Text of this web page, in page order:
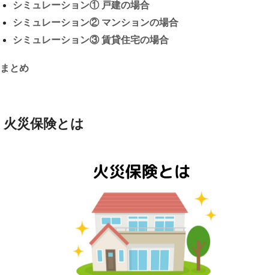
シミュレーション① 戸建の場合
シミュレーション② マンションの場合
シミュレーション③ 賃貸住宅の場合
まとめ
火災保険とは